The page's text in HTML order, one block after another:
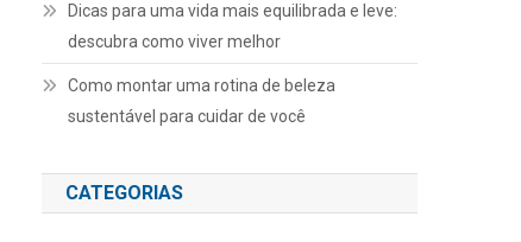
Dicas para uma vida mais equilibrada e leve:
descubra como viver melhor
Como montar uma rotina de beleza
sustentável para cuidar de você
CATEGORIAS